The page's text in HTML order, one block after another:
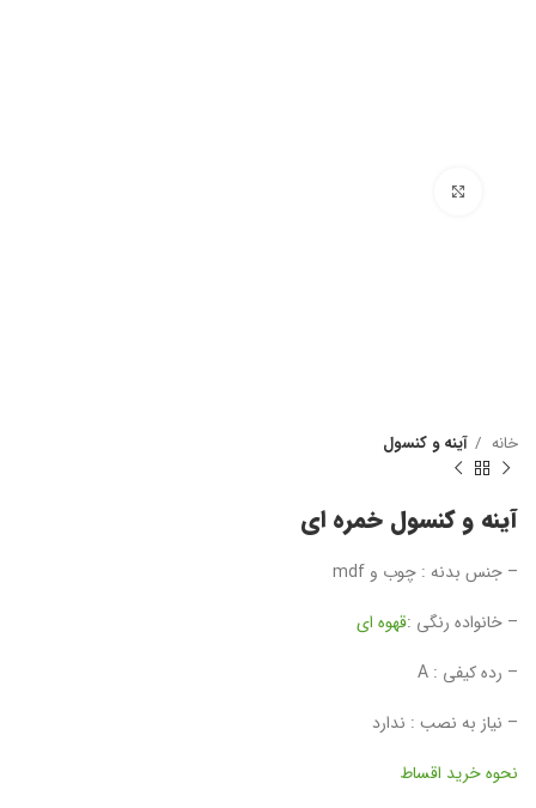
خانه آینه و کنسول
آینه و کنسول خمره ای
– جنس بدنه : چوب و mdf
– خانواده رنگی :قهوه ای
– رده کیفی : A
– نیاز به نصب : ندارد
نحوه خرید اقساط